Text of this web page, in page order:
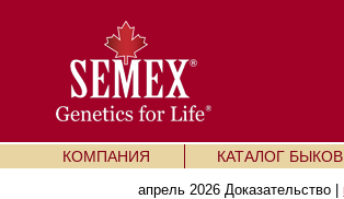
КОМПАНИЯ КАТАЛОГ БЫКОВ
апрель 2026 Доказательство |